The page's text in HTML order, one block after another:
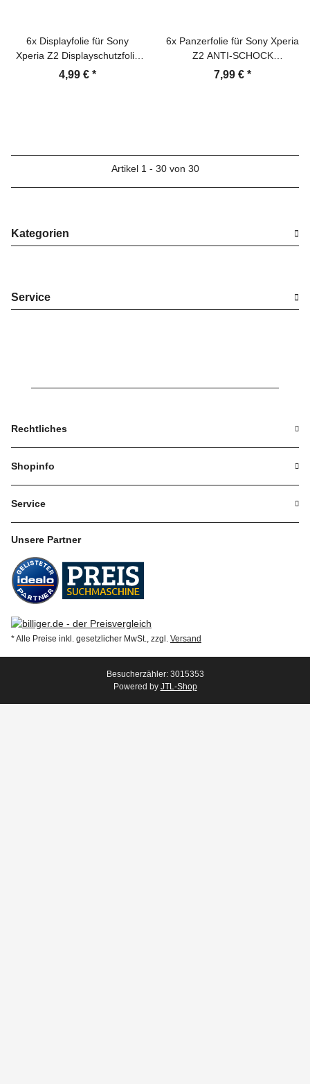
6x Displayfolie für Sony
Xperia Z2 Displayschutzfolie
HD ULTRA KLAR F/B
4,99 € *
6x Panzerfolie für Sony Xperia
Z2 ANTI-SCHOCK
Displayschutzfolie HD KLAR
7,99 € *
Artikel 1 - 30 von 30
Kategorien
Service
Rechtliches
Shopinfo
Service
Unsere Partner
* Alle Preise inkl. gesetzlicher MwSt., zzgl. Versand
Besucherzähler: 3015353
Powered by JTL-Shop